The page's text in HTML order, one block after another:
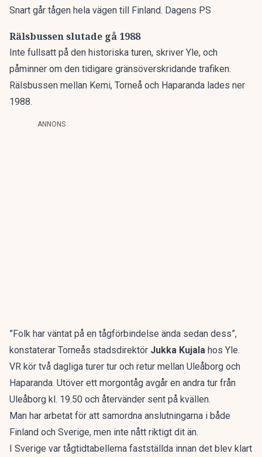
Snart går tågen hela vägen till Finland. Dagens PS
Rälsbussen slutade gå 1988
Inte fullsatt på den historiska turen, skriver Yle, och
påminner om den tidigare gränsöverskridande trafiken.
Rälsbussen mellan Kemi, Torneå och Haparanda lades ner
1988.
ANNONS
”Folk har väntat på en tågförbindelse ända sedan dess”,
konstaterar Torneås stadsdirektör Jukka Kujala hos Yle.
VR kör två dagliga turer tur och retur mellan Uleåborg och
Haparanda. Utöver ett morgontåg avgår en andra tur från
Uleåborg kl. 19.50 och återvänder sent på kvällen.
Man har arbetat för att samordna anslutningarna i både
Finland och Sverige, men inte nått riktigt dit än.
I Sverige var tågtidtabellerna fastställda innan det blev klart